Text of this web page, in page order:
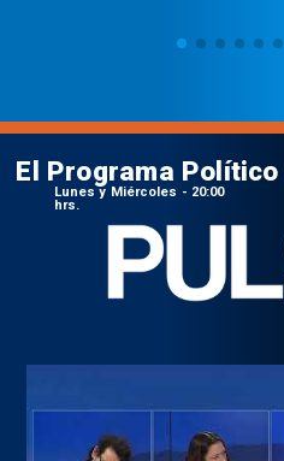
El Programa
Lunes y Miércoles - 20:00
hrs.